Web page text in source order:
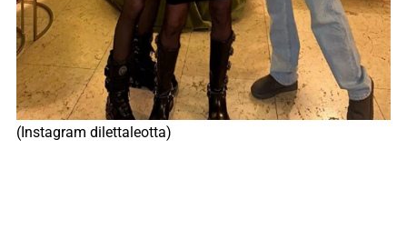
(Instagram dilettaleotta)